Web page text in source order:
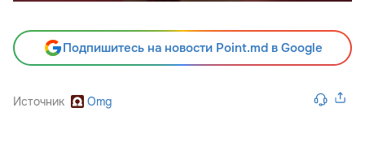
Подпишитесь на новости Point.md в Google
Источник Omg